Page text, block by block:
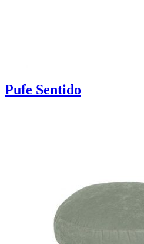
Pufe Sentido